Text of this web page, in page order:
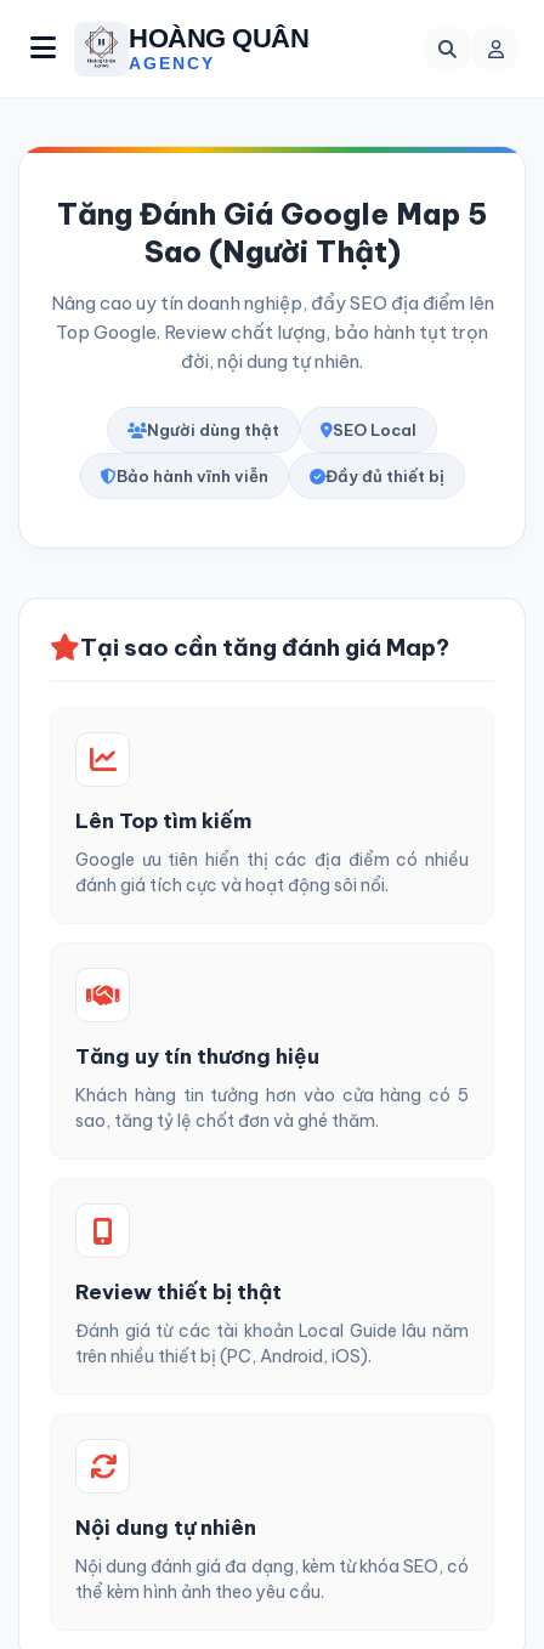
HOÀNG QUÂN
AGENCY
Tăng Đánh Giá Google Map 5
Sao (Người Thật)
Nâng cao uy tín doanh nghiệp, đẩy SEO địa điểm lên
Top Google. Review chất lượng, bảo hành tụt trọn
đời, nội dung tự nhiên.
Người dùng thật SEO Local
Bảo hành vĩnh viễn Đầy đủ thiết bị
Tại sao cần tăng đánh giá Map?
Lên Top tìm kiếm
Google ưu tiên hiển thị các địa điểm có nhiều
đánh giá tích cực và hoạt động sôi nổi.
Tăng uy tín thương hiệu
Khách hàng tin tưởng hơn vào cửa hàng có 5
sao, tăng tỷ lệ chốt đơn và ghé thăm.
Review thiết bị thật
Đánh giá từ các tài khoản Local Guide lâu năm
trên nhiều thiết bị (PC, Android, iOS).
Nội dung tự nhiên
Nội dung đánh giá đa dạng, kèm từ khóa SEO, có
thể kèm hình ảnh theo yêu cầu.